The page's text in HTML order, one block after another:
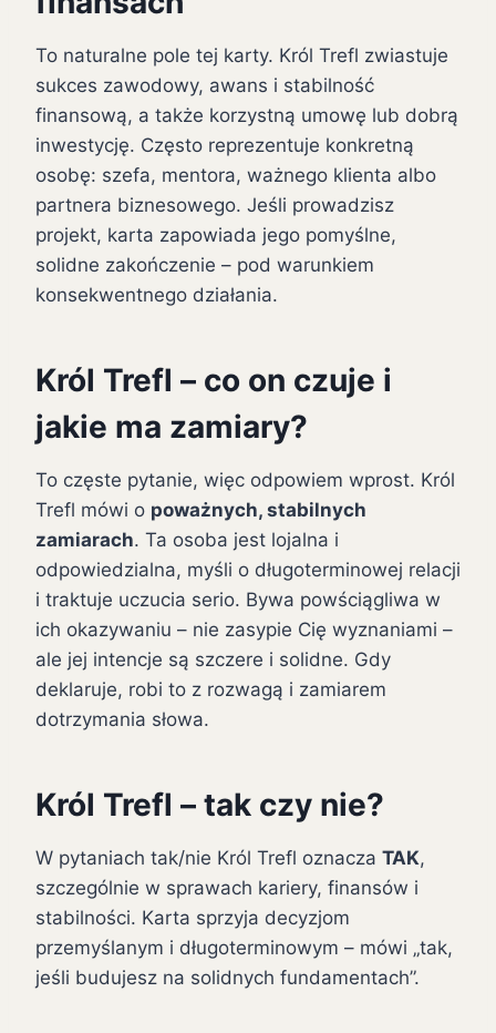
To naturalne pole tej karty. Król Trefl zwiastuje
sukces zawodowy, awans i stabilność
finansową, a także korzystną umowę lub dobrą
inwestycję. Często reprezentuje konkretną
osobę: szefa, mentora, ważnego klienta albo
partnera biznesowego. Jeśli prowadzisz
projekt, karta zapowiada jego pomyślne,
solidne zakończenie – pod warunkiem
konsekwentnego działania.
Król Trefl – co on czuje i
jakie ma zamiary?
To częste pytanie, więc odpowiem wprost. Król
Trefl mówi o poważnych, stabilnych
zamiarach. Ta osoba jest lojalna i
odpowiedzialna, myśli o długoterminowej relacji
i traktuje uczucia serio. Bywa powściągliwa w
ich okazywaniu – nie zasypie Cię wyznaniami –
ale jej intencje są szczere i solidne. Gdy
deklaruje, robi to z rozwagą i zamiarem
dotrzymania słowa.
Król Trefl – tak czy nie?
W pytaniach tak/nie Król Trefl oznacza TAK,
szczególnie w sprawach kariery, finansów i
stabilności. Karta sprzyja decyzjom
przemyślanym i długoterminowym – mówi „tak,
jeśli budujesz na solidnych fundamentach”.